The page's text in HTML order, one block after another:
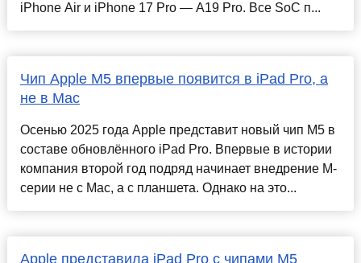
iPhone Air и iPhone 17 Pro — A19 Pro. Все SoC п...
Чип Apple M5 впервые появится в iPad Pro, а
не в Mac
Осенью 2025 года Apple представит новый чип M5 в
составе обновлённого iPad Pro. Впервые в истории
компания второй год подряд начинает внедрение M-
серии не с Mac, а с планшета. Однако на это...
Apple представила iPad Pro с чипами M5